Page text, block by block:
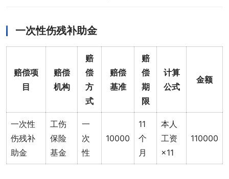
一次性伤残补助金
赔偿项
目
赔偿
机构
赔
偿
方
式
赔偿
基准
赔
偿
期
限
计算
公式
金额
一次性
伤残补
助金
工伤
保险
基金
一
次
性
10000
11
个
月
本人
工资
×11
110000